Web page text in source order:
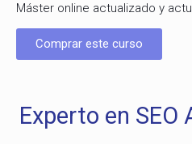
Máster online actualizado y
Comprar este curso
Experto en SEO